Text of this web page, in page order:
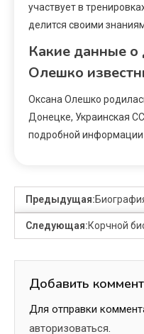
участвует в
делится своими
Какие данные о
Олешко
Оксана Олешко
Донецке, Украинская
подробной информации
Предыдущая:
Следующая:Корчной
Добавить
Для отправки
авторизоваться.